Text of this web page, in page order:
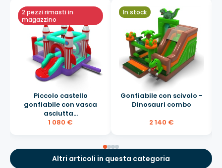
2 pezzi rimasti in
magazzino
Piccolo castello
gonfiabile con vasca
asciutta...
1 080 €
In stock
Gonfiabile con scivolo -
Dinosauri combo
2 140 €
Altri articoli in questa categoria